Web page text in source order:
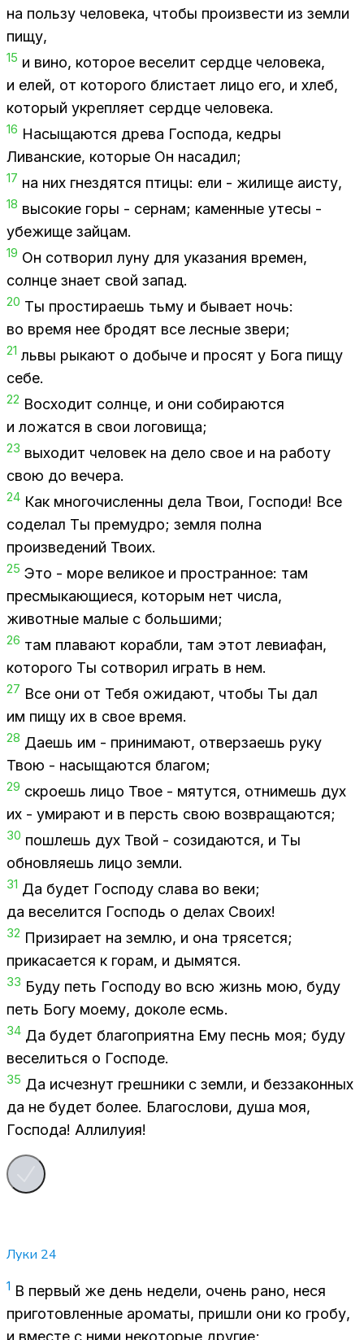
на поль­зу че­ло­ве­ка, что­бы про­из­ве­сти из зем­ли
пищу,
15 и вино, ко­то­рое ве­се­лит серд­це че­ло­ве­ка,
и елей, от ко­то­ро­го бли­ста­ет лицо его, и хлеб,
ко­то­рый укреп­ля­ет серд­це че­ло­ве­ка.
16 На­сы­ща­ют­ся дре­ва Гос­по­да, кед­ры
Ли­ван­ские, ко­то­рые Он на­са­дил;
17 на них гнез­дят­ся пти­цы: ели - жи­ли­ще аисту,
18 вы­со­кие горы - сер­нам; ка­мен­ные уте­сы -
убе­жи­ще зай­цам.
19 Он со­тво­рил луну для ука­за­ния вре­мен,
солн­це зна­ет свой за­пад.
20 Ты про­сти­ра­ешь тьму и бы­ва­ет ночь:
во вре­мя нее бро­дят все лес­ные зве­ри;
21 львы ры­ка­ют о до­бы­че и про­сят у Бога пищу
себе.
22 Вос­хо­дит солн­це, и они со­би­ра­ют­ся
и ло­жат­ся в свои ло­го­ви­ща;
23 вы­хо­дит че­ло­век на дело свое и на ра­бо­ту
свою до ве­че­ра.
24 Как мно­го­чис­лен­ны дела Твои, Гос­по­ди! Все
со­де­лал Ты пре­муд­ро; зем­ля пол­на
про­из­ве­де­ний Тво­их.
25 Это - море ве­ли­кое и про­стран­ное: там
пре­смы­ка­ю­щи­е­ся, ко­то­рым нет чис­ла,
жи­вот­ные ма­лые с боль­ши­ми;
26 там пла­ва­ют ко­раб­ли, там этот ле­ви­а­фан,
ко­то­ро­го Ты со­тво­рил иг­рать в нем.
27 Все они от Тебя ожи­да­ют, что­бы Ты дал
им пищу их в свое вре­мя.
28 Да­ешь им - при­ни­ма­ют, от­вер­за­ешь руку
Твою - на­сы­ща­ют­ся бла­гом;
29 скро­ешь лицо Твое - мя­тут­ся, от­ни­мешь дух
их - уми­ра­ют и в персть свою воз­вра­ща­ют­ся;
30 по­шлешь дух Твой - со­зи­да­ют­ся, и Ты
об­нов­ля­ешь лицо зем­ли.
31 Да бу­дет Гос­по­ду сла­ва во веки;
да ве­се­лит­ся Гос­подь о де­лах Сво­их!
32 При­зи­ра­ет на зем­лю, и она тря­сет­ся;
при­ка­са­ет­ся к го­рам, и ды­мят­ся.
33 Буду петь Гос­по­ду во всю жизнь мою, буду
петь Богу мо­е­му, до­ко­ле есмь.
34 Да бу­дет бла­го­при­ят­на Ему песнь моя; буду
ве­се­лить­ся о Гос­по­де.
35 Да ис­чез­нут греш­ни­ки с зем­ли, и без­за­кон­ных
да не бу­дет бо­лее. Бла­го­сло­ви, душа моя,
Гос­по­да! Ал­ли­лу­ия!
Луки 24
1 В пер­вый же день неде­ли, очень рано, неся
при­го­тов­лен­ные аро­ма­ты, при­шли они ко гро­бу,
и вме­сте с ними неко­то­рые дру­гие;